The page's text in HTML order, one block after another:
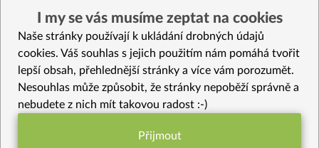
Čokoládové muffiny s mangovým krémem
Meruňky a jablka v citrónovém želé
Vybrané recepty
Pečené tempeh prsty v těstíčku
Podzimní těstoviny
I my se vás musíme zeptat na cookies
Naše stránky používají k ukládání drobných údajů
cookies. Váš souhlas s jejich použitím nám pomáhá tvořit
lepší obsah, přehlednější stránky a více vám porozumět.
Nesouhlas může způsobit, že stránky nepoběží správně a
nebudete z nich mít takovou radost :-)
Přijmout